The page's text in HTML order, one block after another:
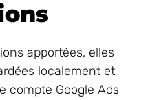
apportées, elles
localement et
compte Google Ads